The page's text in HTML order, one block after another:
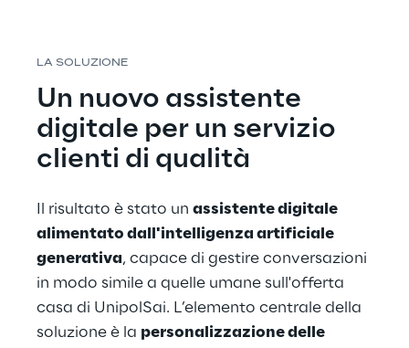
LA SOLUZIONE
Un nuovo assistente
digitale per un servizio
clienti di qualità
Il risultato è stato un assistente digitale
alimentato dall'intelligenza artificiale
generativa, capace di gestire conversazioni
in modo simile a quelle umane sull'offerta
casa di UnipolSai. L’elemento centrale della
soluzione è la personalizzazione delle